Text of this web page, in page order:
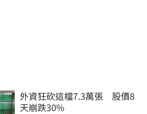
外資狂砍這檔7.3萬張　股價8
天崩跌30%